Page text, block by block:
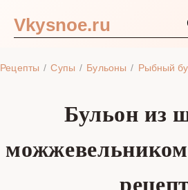
Vkysnoe.ru
Рецепты Супы Бульоны Рыбный
Бульон из